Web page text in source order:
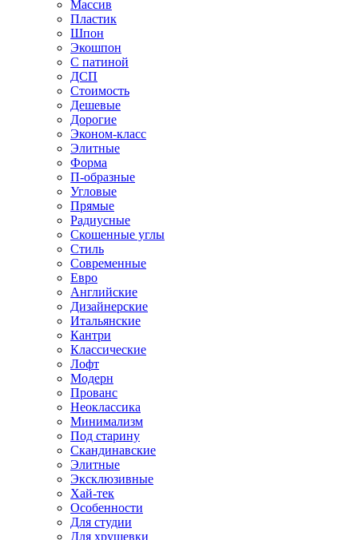
Массив
Пластик
Шпон
Экошпон
С патиной
ДСП
Стоимость
Дешевые
Дорогие
Эконом-класс
Элитные
Форма
П-образные
Угловые
Прямые
Радиусные
Скошенные углы
Стиль
Современные
Евро
Английские
Дизайнерские
Итальянские
Кантри
Классические
Лофт
Модерн
Прованс
Неоклассика
Минимализм
Под старину
Скандинавские
Элитные
Эксклюзивные
Хай-тек
Особенности
Для студии
Для хрущевки